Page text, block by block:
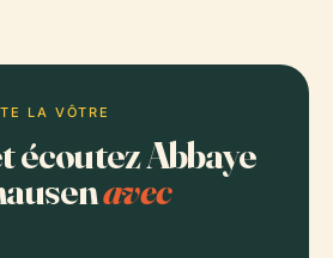
LA VÔTRE
écoutez Abbaye
avec